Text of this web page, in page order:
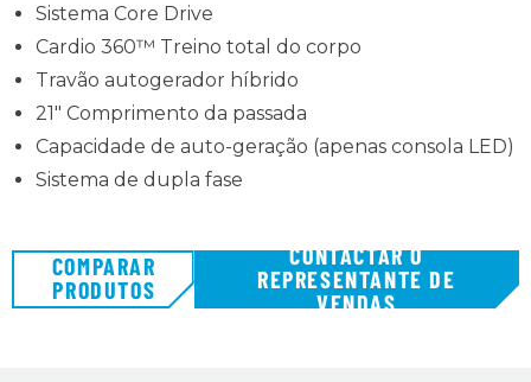
Sistema Core Drive
Cardio 360™ Treino total do corpo
Travão autogerador híbrido
21" Comprimento da passada
Capacidade de auto-geração (apenas consola LED)
Sistema de dupla fase
COMPARAR
PRODUTOS
CONTACTAR O
REPRESENTANTE DE
VENDAS